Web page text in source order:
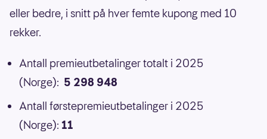
eller bedre, i snitt på hver femte kupong med 10
rekker.
Antall premieutbetalinger totalt i 2025
(Norge): 5 298 948
Antall førstepremieutbetalinger i 2025
(Norge): 11